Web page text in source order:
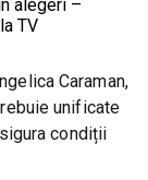
Caraman,
unificate
condiții